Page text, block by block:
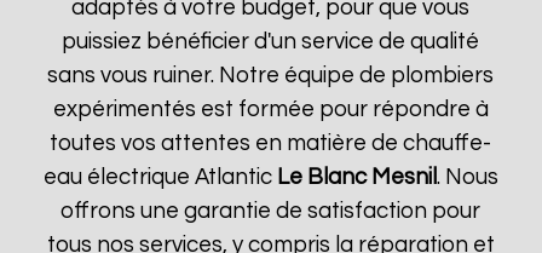
adaptés à votre budget, pour que vous
puissiez bénéficier d'un service de qualité
sans vous ruiner. Notre équipe de plombiers
expérimentés est formée pour répondre à
toutes vos attentes en matière de chauffe-
eau électrique Atlantic Le Blanc Mesnil . Nous
offrons une garantie de satisfaction pour
tous nos services, y compris la réparation et